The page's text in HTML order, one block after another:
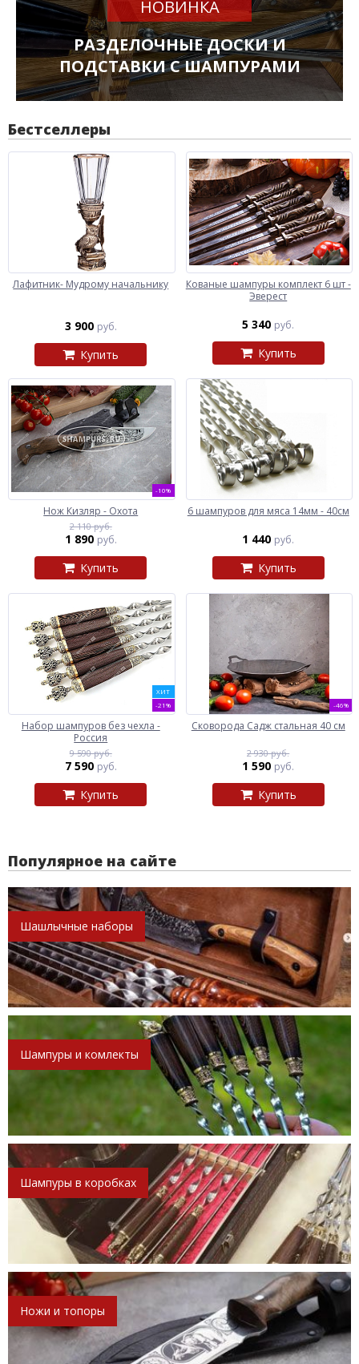
НОВИНКА
РАЗДЕЛОЧНЫЕ ДОСКИ И
ПОДСТАВКИ С ШАМПУРАМИ
Бестселлеры
Лафитник- Мудрому начальнику
3 900 руб.
Купить
Кованые шампуры комплект 6 шт -
Эверест
5 340 руб.
Купить
-10%
Нож Кизляр - Охота
2 110 руб.
1 890 руб.
Купить
6 шампуров для мяса 14мм - 40см
1 440 руб.
Купить
ХИТ
-21%
Набор шампуров без чехла -
Россия
9 590 руб.
7 590 руб.
Купить
-46%
Сковорода Садж стальная 40 см
2 930 руб.
1 590 руб.
Купить
Популярное на сайте
Шашлычные наборы
Шампуры и комлекты
Шампуры в коробках
Ножи и топоры